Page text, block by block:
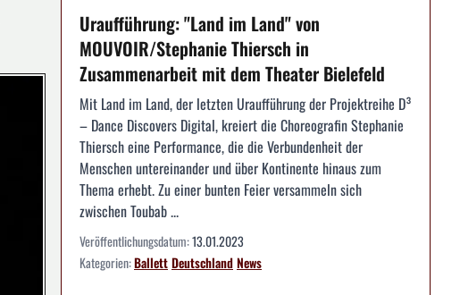
Uraufführung: "Land im Land" von
MOUVOIR/Stephanie Thiersch in
Zusammenarbeit mit dem Theater Bielefeld
Mit Land im Land, der letzten Uraufführung der Projektreihe D³
– Dance Discovers Digital, kreiert die Choreografin Stephanie
Thiersch eine Performance, die die Verbundenheit der
Menschen untereinander und über Kontinente hinaus zum
Thema erhebt. Zu einer bunten Feier versammeln sich
zwischen Toubab ...
Veröffentlichungsdatum:13.01.2023
Kategorien:BallettDeutschlandNews